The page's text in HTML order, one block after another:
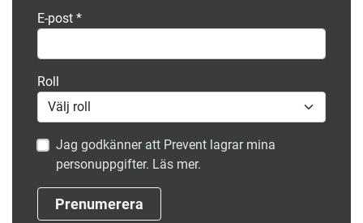
E-post *
Roll
Jag godkänner att Prevent lagrar mina
personuppgifter. Läs mer.
Prenumerera